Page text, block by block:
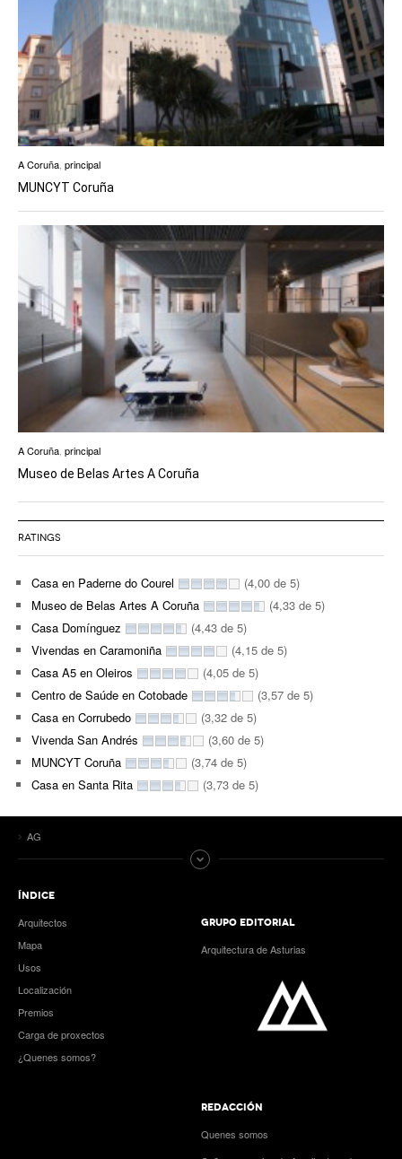
A Coruña principal
MUNCYT Coruña
A Coruña principal
Museo de Belas Artes A Coruña
RATINGS
Casa en Paderne do Courel
(4,00 de 5)
Museo de Belas Artes A Coruña
(4,33 de 5)
Casa Domínguez
(4,43 de 5)
Vivendas en Caramoniña
(4,15 de 5)
Casa A5 en Oleiros
(4,05 de 5)
Centro de Saúde en Cotobade
(3,57 de 5)
Casa en Corrubedo
(3,32 de 5)
Vivenda San Andrés
(3,60 de 5)
MUNCYT Coruña
(3,74 de 5)
Casa en Santa Rita
(3,73 de 5)
AG
ÍNDICE
Arquitectos
Mapa
Usos
Localización
Premios
Carga de proxectos
¿Quenes somos?
GRUPO EDITORIAL
Arquitectura de Asturias
REDACCIÓN
Quenes somos